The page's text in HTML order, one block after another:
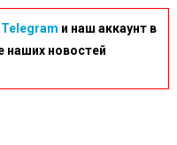
Telegram и наш аккаунт в
наших новостей